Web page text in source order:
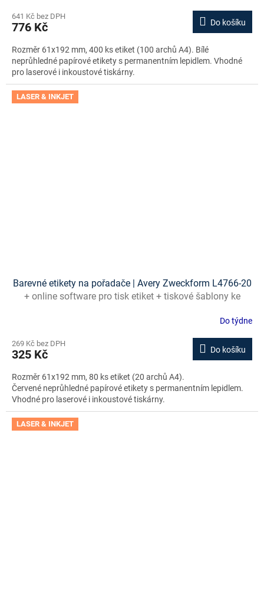
641 Kč bez DPH
776 Kč Do košíku
Rozměr 61x192 mm, 400 ks etiket (100 archů A4). Bílé
neprůhledné papírové etikety s permanentním lepidlem. Vhodné
pro laserové i inkoustové tiskárny.
LASER & INKJET
Barevné etikety na pořadače | Avery Zweckform L4766-20
+ online software pro tisk etiket + tiskové šablony ke
Do týdne
269 Kč bez DPH
325 Kč Do košíku
Rozměr 61x192 mm, 80 ks etiket (20 archů A4).
Červené neprůhledné papírové etikety s permanentním lepidlem.
Vhodné pro laserové i inkoustové tiskárny.
LASER & INKJET